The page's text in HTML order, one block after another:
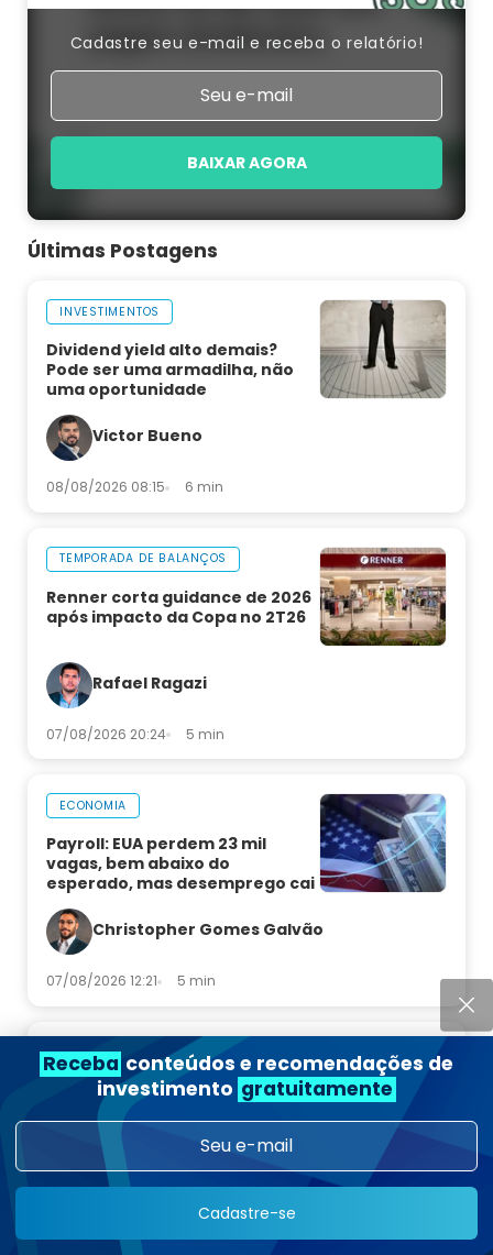
Cadastre seu e-mail e receba o relatório!
BAIXAR AGORA
Últimas Postagens
INVESTIMENTOS
Dividend yield alto demais?
Pode ser uma armadilha, não
uma oportunidade
Victor Bueno
08/08/2026 08:15 6 min
TEMPORADA DE BALANÇOS
Renner corta guidance de 2026
após impacto da Copa no 2T26
Rafael Ragazi
07/08/2026 20:24 5 min
ECONOMIA
Payroll: EUA perdem 23 mil
vagas, bem abaixo do
esperado, mas desemprego cai
Christopher Gomes Galvão
07/08/2026 12:21 5 min
WEALTH
Semicondutores voltam a ser
aposta tática após queda
Renato Breia
Receba conteúdos e recomendações de
investimento gratuitamente
Cadastre-se